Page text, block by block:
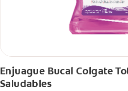
Enjuague Bucal Colgate
Saludables